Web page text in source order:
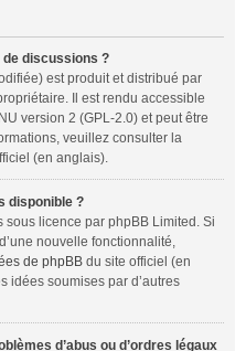
de discussions ?
est produit et distribué par
Il est rendu accessible
version 2 (GPL-2.0) et peut être
veuillez consulter la
(en anglais).
disponible ?
licence par phpBB Limited. Si
nouvelle fonctionnalité,
de phpBB du site officiel (en
idées soumises par d’autres
d’abus ou d’ordres légaux